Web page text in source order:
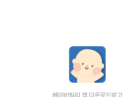
베이비빌리 앱 다운로드받고